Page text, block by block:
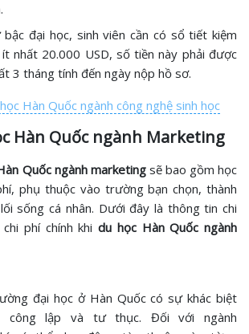
đại học, sinh viên cần có sổ tiết kiệm
nhất 20.000 USD, số tiền này phải được
3 tháng tính đến ngày nộp hồ sơ.
Hàn Quốc ngành công nghệ sinh học
Hàn Quốc ngành Marketing
Quốc ngành marketing sẽ bao gồm học
phụ thuộc vào trường bạn chọn, thành
sống cá nhân. Dưới đây là thông tin chi
phí chính khi du học Hàn Quốc ngành
đại học ở Hàn Quốc có sự khác biệt
công lập và tư thục. Đối với ngành